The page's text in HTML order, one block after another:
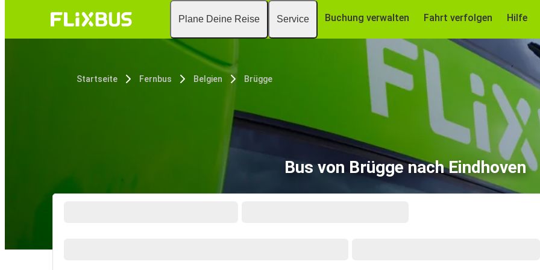
Plane Deine Reise Service Buchung verwalten Fahrt verfolgen Hilfe
Startseite Fernbus Belgien Brügge
Bus von Brügge nach Eindhoven